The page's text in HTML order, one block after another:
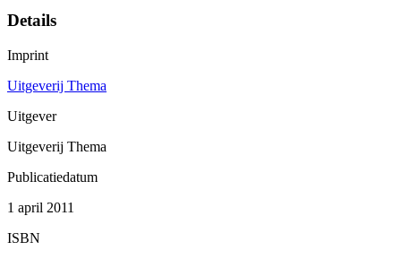
Details
Imprint
Uitgeverij Thema
Uitgever
Uitgeverij Thema
Publicatiedatum
1 april 2011
ISBN